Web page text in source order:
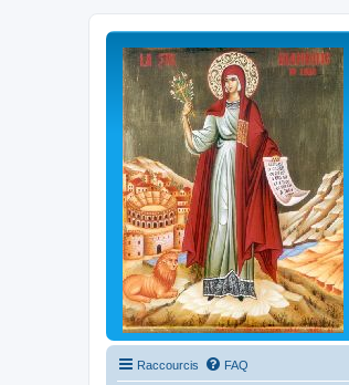
Raccourcis FAQ